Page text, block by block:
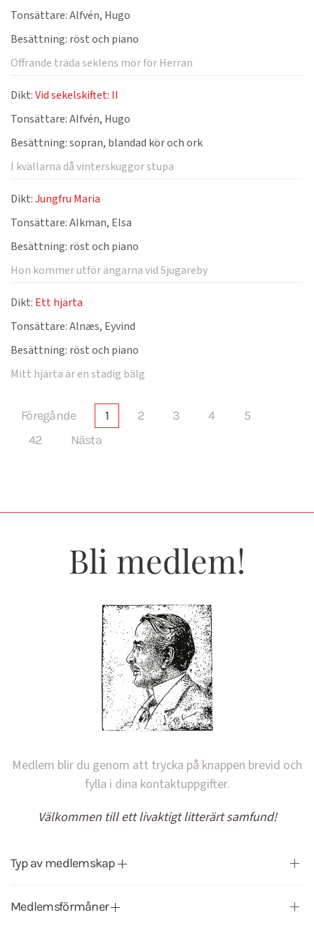
Tonsättare:Alfvén, Hugo
Besättning: röst och piano
Offrande träda seklens mör för Herran
Dikt:Vid sekelskiftet: II
Tonsättare:Alfvén, Hugo
Besättning:sopran, blandad kör och ork
I kvällarna då vinterskuggor stupa
Dikt:Jungfru Maria
Tonsättare:Alkman, Elsa
Besättning: röst och piano
Hon kommer utför ängarna vid Sjugareby
Dikt: Ett hjärta
Tonsättare:Alnæs, Eyvind
Besättning: röst och piano
Mitt hjärta är en stadig bälg
Föregånde 1 2 3 4
5
42
Nästa
Bli medlem!
Medlem blir du genom att trycka på knappen brevid och
fylla i dina kontaktuppgifter.
Välkommen till ett livaktigt litterärt samfund!
Typ av medlemskap
Medlemsförmåner